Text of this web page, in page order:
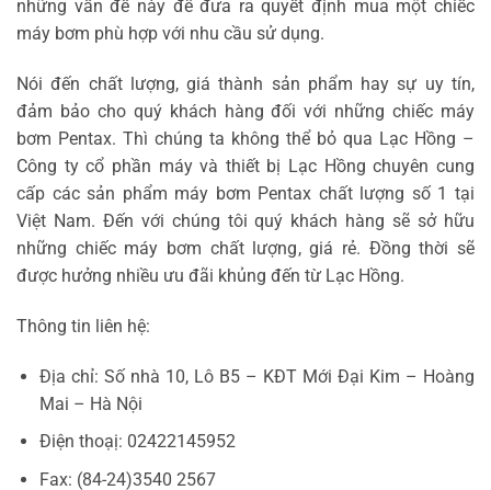
những vấn đề này để đưa ra quyết định mua một chiếc
máy bơm phù hợp với nhu cầu sử dụng.
Nói đến chất lượng, giá thành sản phẩm hay sự uy tín,
đảm bảo cho quý khách hàng đối với những chiếc máy
bơm Pentax. Thì chúng ta không thể bỏ qua Lạc Hồng –
Công ty cổ phần máy và thiết bị Lạc Hồng chuyên cung
cấp các sản phẩm máy bơm Pentax chất lượng số 1 tại
Việt Nam. Đến với chúng tôi quý khách hàng sẽ sở hữu
những chiếc máy bơm chất lượng, giá rẻ. Đồng thời sẽ
được hưởng nhiều ưu đãi khủng đến từ Lạc Hồng.
Thông tin liên hệ:
Địa chỉ: Số nhà 10, Lô B5 – KĐT Mới Đại Kim – Hoàng
Mai – Hà Nội
Điện thoạị: 02422145952
Fax: (84-24)3540 2567